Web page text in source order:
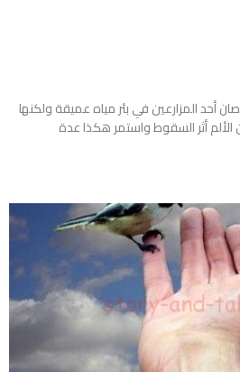
المزارعين في بئر مياه عميقة ولكنها
أثر السقوط واستمر هكذا عدة